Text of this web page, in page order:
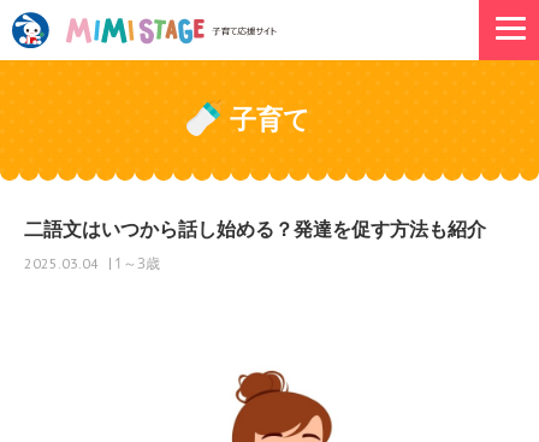
子育て
二語文はいつから話し始める？発達を促す方法も紹介
2025.03.04 1～3歳